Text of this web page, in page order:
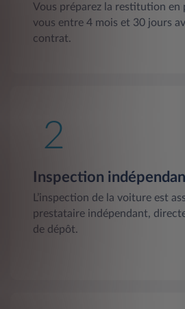
Vous préparez la restitution en
vous entre 4 mois et 30 jours
contrat.
Inspection
L’inspection de la voiture est
prestataire indépendant,
de dépôt.